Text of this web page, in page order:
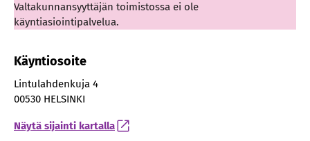
Valtakunnansyyttäjän toimistossa ei ole
käyntiasiointipalvelua.
Käyntiosoite
Lintulahdenkuja 4
00530 HELSINKI
Näytä sijainti kartalla